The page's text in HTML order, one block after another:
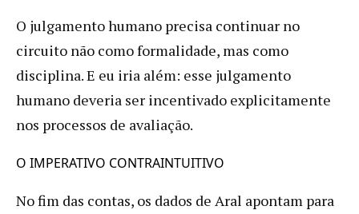
O julgamento humano precisa continuar no
circuito não como formalidade, mas como
disciplina. E eu iria além: esse julgamento
humano deveria ser incentivado explicitamente
nos processos de avaliação.
O IMPERATIVO CONTRAINTUITIVO
No fim das contas, os dados de Aral apontam para